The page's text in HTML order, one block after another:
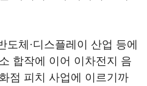
체·디스플레이 산업 등에
합작에 이어 이차전지 음
점 피치 사업에 이르기까